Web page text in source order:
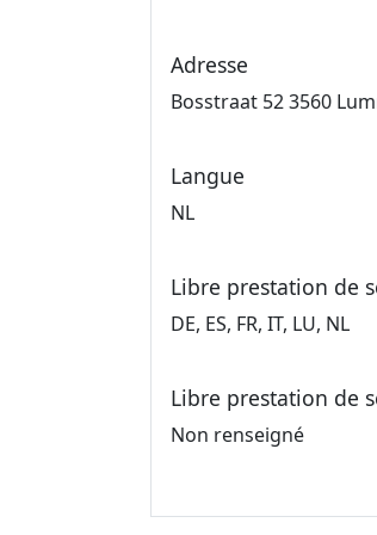
Adresse
Bosstraat 52 3560
Langue
NL
Libre prestation de
DE, ES, FR, IT, LU, NL
Libre prestation de
Non renseigné